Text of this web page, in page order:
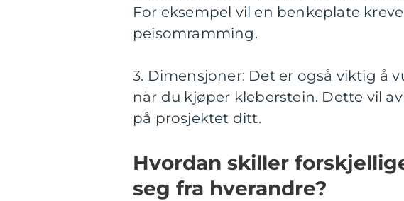
For eksempel vil en benkeplate
peisomramming.
3. Dimensjoner: Det er også viktig å
når du kjøper kleberstein. Dette vil
på prosjektet ditt.
Hvordan skiller
seg fra hverandre?